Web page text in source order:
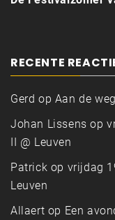
RECENTE
Gerd op Aan de
Johan Lissens op
II @ Leuven
Patrick op vrijdag
Leuven
Allaert op Een